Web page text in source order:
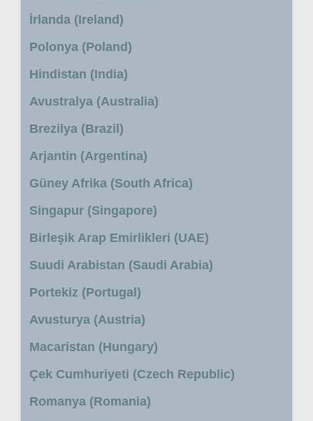
İrlanda (Ireland)
Polonya (Poland)
Hindistan (India)
Avustralya (Australia)
Brezilya (Brazil)
Arjantin (Argentina)
Güney Afrika (South Africa)
Singapur (Singapore)
Birleşik Arap Emirlikleri (UAE)
Suudi Arabistan (Saudi Arabia)
Portekiz (Portugal)
Avusturya (Austria)
Macaristan (Hungary)
Çek Cumhuriyeti (Czech Republic)
Romanya (Romania)